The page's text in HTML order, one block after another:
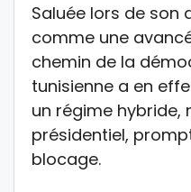
Saluée lors de son
comme une
chemin de la
tunisienne a en
un régime hybride,
présidentiel,
blocage.